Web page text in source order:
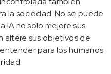
la sociedad. No se puede
IA no solo mejore sus
altere sus objetivos de
para los humanos